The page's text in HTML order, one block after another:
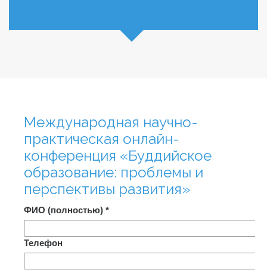
Международная научно-
практическая онлайн-
конференция «Буддийское
образование: проблемы и
перспективы развития»
ФИО (полностью) *
Телефон